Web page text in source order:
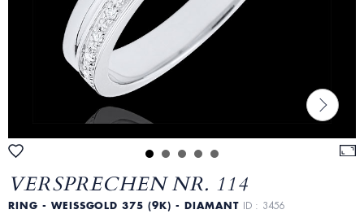
VERSPRECHEN NR. 114
RING - WEISSGOLD 375 (9K) - DIAMANT ID : 3456